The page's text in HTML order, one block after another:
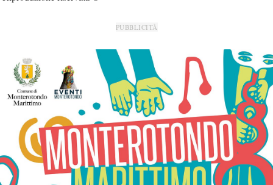
PUBBLICITÀ